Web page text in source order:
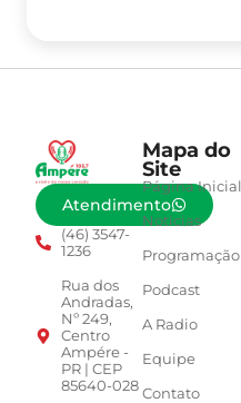
Atendimento
(46) 3547-
1236
Rua dos
Andradas,
Nº 249,
Centro
Ampére -
PR | CEP
85640-028
Mapa do
Site
Página Inicial
Notícias
Programação
Podcast
A Radio
Equipe
Contato